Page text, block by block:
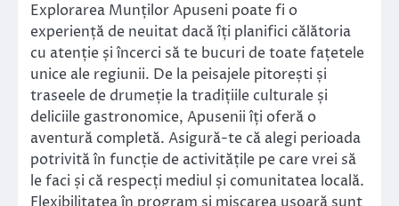
Explorarea Munților Apuseni poate fi o
experiență de neuitat dacă îți planifici călătoria
cu atenție și încerci să te bucuri de toate fațetele
unice ale regiunii. De la peisajele pitorești și
traseele de drumeție la tradițiile culturale și
deliciile gastronomice, Apusenii îți oferă o
aventură completă. Asigură-te că alegi perioada
potrivită în funcție de activitățile pe care vrei să
le faci și că respecți mediul și comunitatea locală.